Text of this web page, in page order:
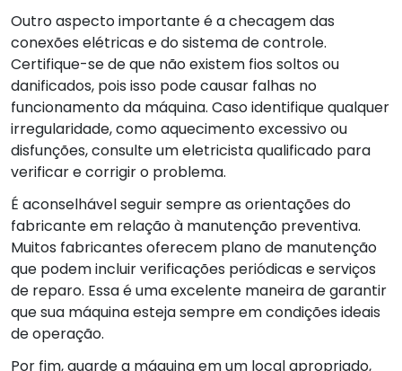
Outro aspecto importante é a checagem das
conexões elétricas e do sistema de controle.
Certifique-se de que não existem fios soltos ou
danificados, pois isso pode causar falhas no
funcionamento da máquina. Caso identifique qualquer
irregularidade, como aquecimento excessivo ou
disfunções, consulte um eletricista qualificado para
verificar e corrigir o problema.
É aconselhável seguir sempre as orientações do
fabricante em relação à manutenção preventiva.
Muitos fabricantes oferecem plano de manutenção
que podem incluir verificações periódicas e serviços
de reparo. Essa é uma excelente maneira de garantir
que sua máquina esteja sempre em condições ideais
de operação.
Por fim, guarde a máquina em um local apropriado,